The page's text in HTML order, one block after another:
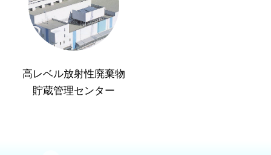
高レベル放射性廃棄物
貯蔵管理センター